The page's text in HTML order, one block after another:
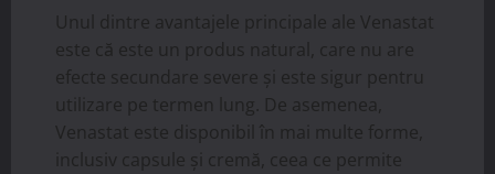
Unul dintre avantajele principale ale Venastat
este că este un produs natural, care nu are
efecte secundare severe și este sigur pentru
utilizare pe termen lung. De asemenea,
Venastat este disponibil în mai multe forme,
inclusiv capsule și cremă, ceea ce permite